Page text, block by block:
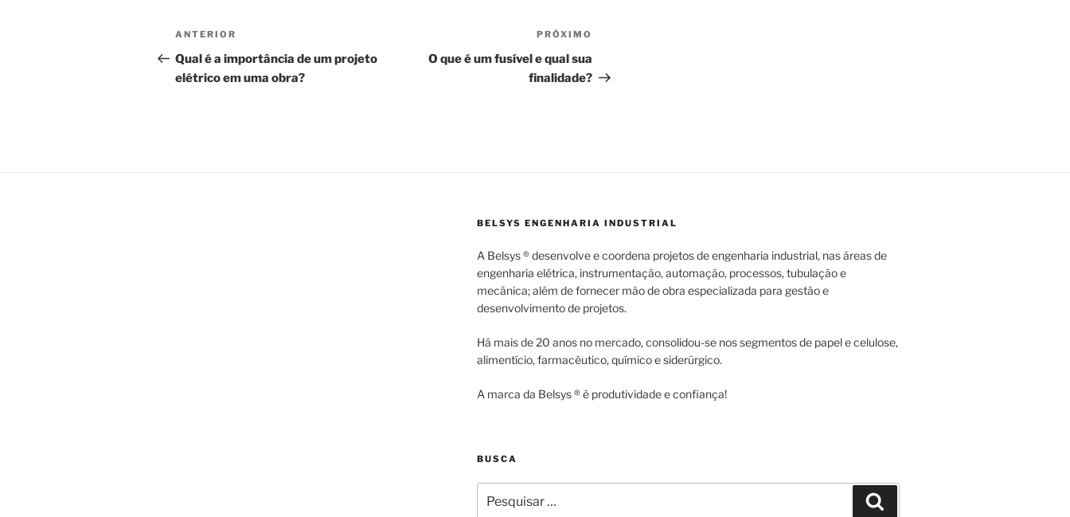
Navegação
de
Post
Post
anterior
ANTERIOR
Qual é a importância de um projeto
elétrico em uma obra?
PRÓXIMO
O que é um fusível e qual sua
finalidade?
BELSYS ENGENHARIA INDUSTRIAL
A Belsys ® desenvolve e coordena projetos de engenharia industrial, nas áreas de
engenharia elétrica, instrumentação, automação, processos, tubulação e
mecânica; além de fornecer mão de obra especializada para gestão e
desenvolvimento de projetos.
Há mais de 20 anos no mercado, consolidou-se nos segmentos de papel e celulose,
alimentício, farmacêutico, químico e siderúrgico.
A marca da Belsys ® é produtividade e confiança!
BUSCA
por: